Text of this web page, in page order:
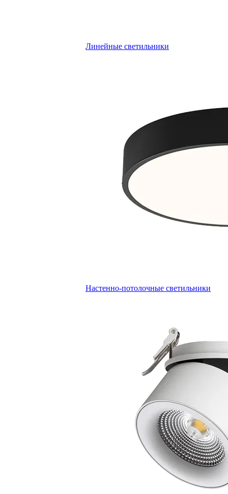
Линейные светильники
Настенно-потолочные светильники